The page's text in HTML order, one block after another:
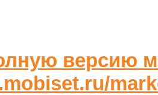
версию